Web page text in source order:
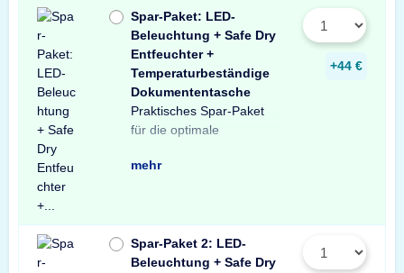
Spar-Paket: LED-
Beleuchtung + Safe Dry
Entfeuchter +
Temperaturbeständige
Dokumententasche
Praktisches Spar-Paket
für die optimale
Ausstattung Ihres
Tresors. Das Spar-Paket
besteht aus einer X-Light
LED-Tresorbeleuchtung
mit Bewegungssensor,
einem Safe Dry
Entfeuchter für Schränke
und Tresore sowie einer
temperaturbeständigen
Dokumententasche.
Profitieren Sie von dem
unschlagbaren
mehr
+44 €
Spar-Paket 2: LED-
Beleuchtung + Safe Dry